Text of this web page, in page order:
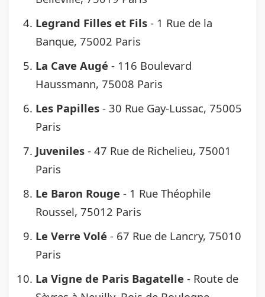
Legrand Filles et Fils - 1 Rue de la
Banque, 75002 Paris
La Cave Augé - 116 Boulevard
Haussmann, 75008 Paris
Les Papilles - 30 Rue Gay-Lussac, 75005
Paris
Juveniles - 47 Rue de Richelieu, 75001
Paris
Le Baron Rouge - 1 Rue Théophile
Roussel, 75012 Paris
Le Verre Volé - 67 Rue de Lancry, 75010
Paris
La Vigne de Paris Bagatelle - Route de